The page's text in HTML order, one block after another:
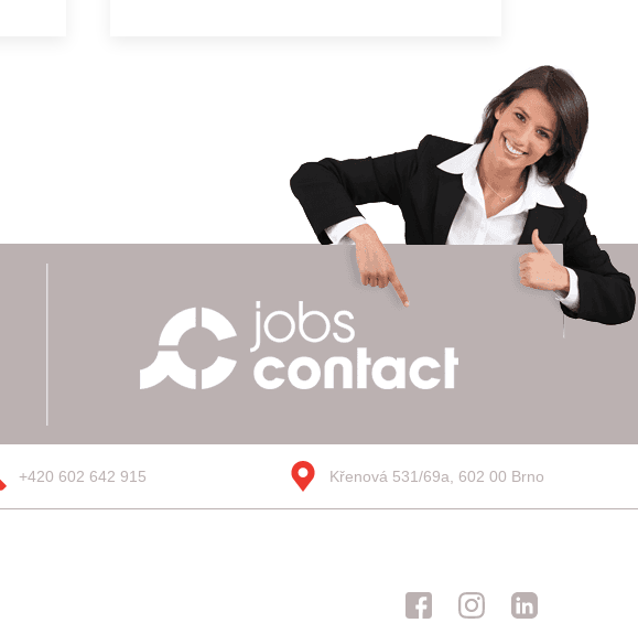
+420 602 642 915 Křenová 531/69a, 602 00 Brno